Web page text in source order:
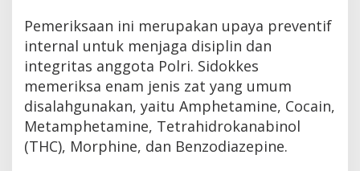
Pemeriksaan ini merupakan upaya preventif
internal untuk menjaga disiplin dan
integritas anggota Polri. Sidokkes
memeriksa enam jenis zat yang umum
disalahgunakan, yaitu Amphetamine, Cocain,
Metamphetamine, Tetrahidrokanabinol
(THC), Morphine, dan Benzodiazepine.